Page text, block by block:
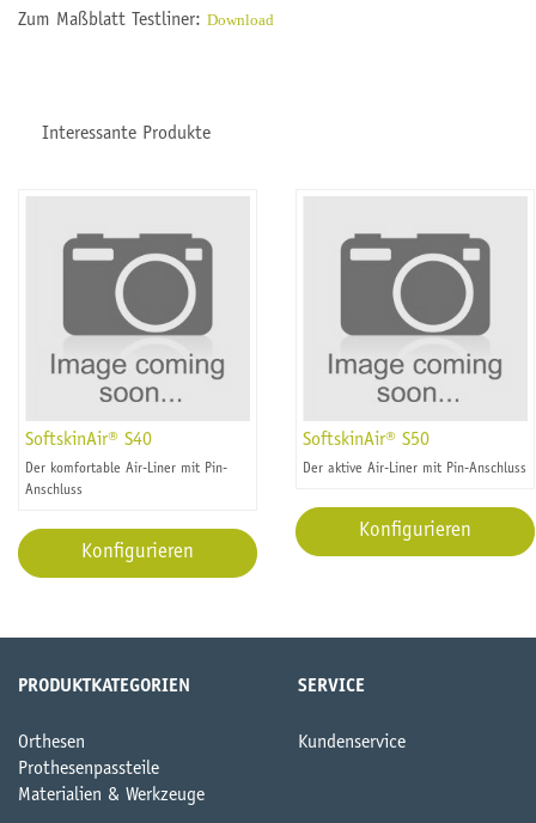
Zum Maßblatt Testliner: Download
Interessante Produkte
SoftskinAir® S40
Der komfortable Air-Liner mit Pin-
Anschluss
Konfigurieren
SoftskinAir® S50
Der aktive Air-Liner mit Pin-Anschluss
Konfigurieren
PRODUKTKATEGORIEN
Orthesen
Prothesenpassteile
Materialien & Werkzeuge
SERVICE
Kundenservice